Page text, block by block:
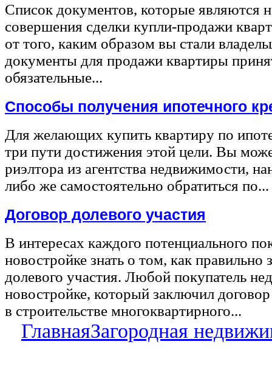
Список документов, которые являются
совершения сделки купли-продажи
от того, каким образом вы стали
документы для продажи квартиры
обязательные...
Способы получения ипотечного
Для желающих купить квартиру по
три пути достижения этой цели. Вы
риэлтора из агентства недвижимости,
либо же самостоятельно обратиться по...
Договор долевого участия
В интересах каждого потенциального
новостройке знать о том, как правильно
долевого участия. Любой покупатель
новостройке, который заключил
в строительстве многоквартирного...
ГлавнаяЗагородная